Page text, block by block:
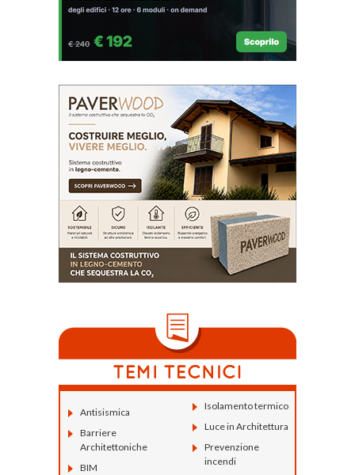
Antisismica
Barriere
Architettoniche
BIM
Isolamento termico
Luce in Architettura
Prevenzione
incendi